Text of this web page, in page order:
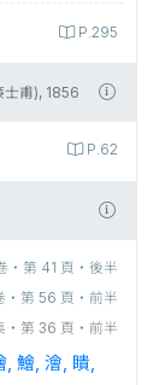
P.295
甫), 1856
P.62
‧第 41 頁‧後半
‧第 56 頁‧前半
‧第 36 頁‧前半
, 鱠, 澮, 瞶,